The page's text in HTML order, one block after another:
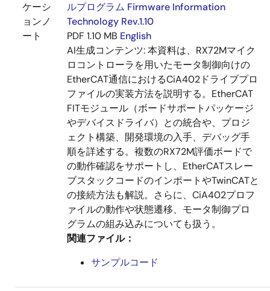
ケーシ
ョンノ
ート
ルプログラム Firmware Information
Technology Rev.1.10
PDF 1.10 MB English
AI生成コンテンツ:本資料は、RX72Mマイク
ロコントローラを用いたモータ制御向けの
EtherCAT通信におけるCiA402ドライブプロ
ファイルの実装方法を説明する。EtherCAT
FITモジュール（ボードサポートパッケージ
やデバイスドライバ）との統合や、プロジ
ェクト構築、開発環境の入手、デバッグ手
順を詳述する。複数のRX72M評価ボードで
の動作確認をサポートし、EtherCATスレー
ブスタックコードのインポートやTwinCATと
の接続方法も解説。さらに、CiA402プロフ
ァイルの動作や状態遷移、モータ制御プロ
グラムの組み込みについても扱う。
関連ファイル：
サンプルコード